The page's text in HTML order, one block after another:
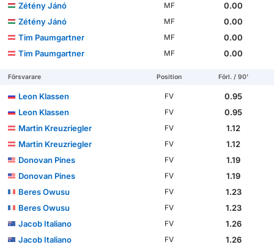
Zétény Jánó
MF
0.00
Zétény Jánó
MF
0.00
Tim Paumgartner
MF
0.00
Tim Paumgartner
MF 0.00
Försvarare Position Förl. / 90'
Leon Klassen FV
0.95
Leon Klassen
FV
0.95
Martin Kreuzriegler
FV
1.12
Martin Kreuzriegler
FV
1.12
Donovan Pines
FV
1.19
Donovan Pines
FV
1.19
Beres Owusu
FV
1.23
Beres Owusu
FV
1.23
Jacob Italiano
FV
1.26
Jacob Italiano
FV
1.26